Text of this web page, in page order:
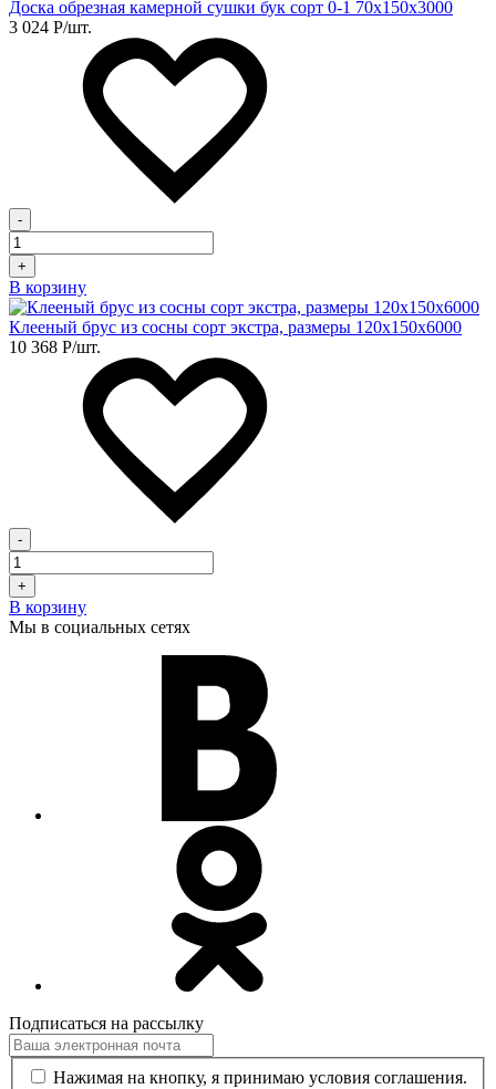
Доска обрезная камерной сушки бук сорт 0-1 70х150х3000
3 024 Р/шт.
-
+
В корзину
Клееный брус из сосны сорт экстра, размеры 120х150х6000
10 368 Р/шт.
-
+
В корзину
Мы в социальных сетях
Подписаться на рассылку
Нажимая на кнопку, я принимаю условия соглашения.